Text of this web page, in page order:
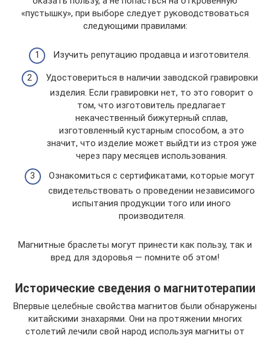
«пустышку», при выборе следует руководствоваться
следующими правилами:
Изучить репутацию продавца и изготовителя.
Удостовериться в наличии заводской гравировки
изделия. Если гравировки нет, то это говорит о
том, что изготовитель предлагает
некачественный бижутерный сплав,
изготовленный кустарным способом, а это
значит, что изделие может выйдти из строя уже
через пару месяцев использования.
Ознакомиться с сертификатами, которые могут
свидетельствовать о проведении независимого
испытания продукции того или иного
производителя.
Магнитные браслеты могут принести как пользу, так и
вред для здоровья — помните об этом!
Исторические сведения о магнитотерапии
Впервые целебные свойства магнитов были обнаружены
китайскими знахарями. Они на протяжении многих
столетий лечили свой народ используя магниты от